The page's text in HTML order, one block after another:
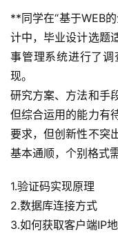
问
答
A
I
工
具
**同学在“基于WEB
计中，毕业设计选题
事管理系统进行了
现。
研究方案、方法和手
但综合运用的能力有
要求，但创新性不突
基本通顺，个别格式
1.验证码实现原理
2.数据库连接方式
3.如何获取客户端IP